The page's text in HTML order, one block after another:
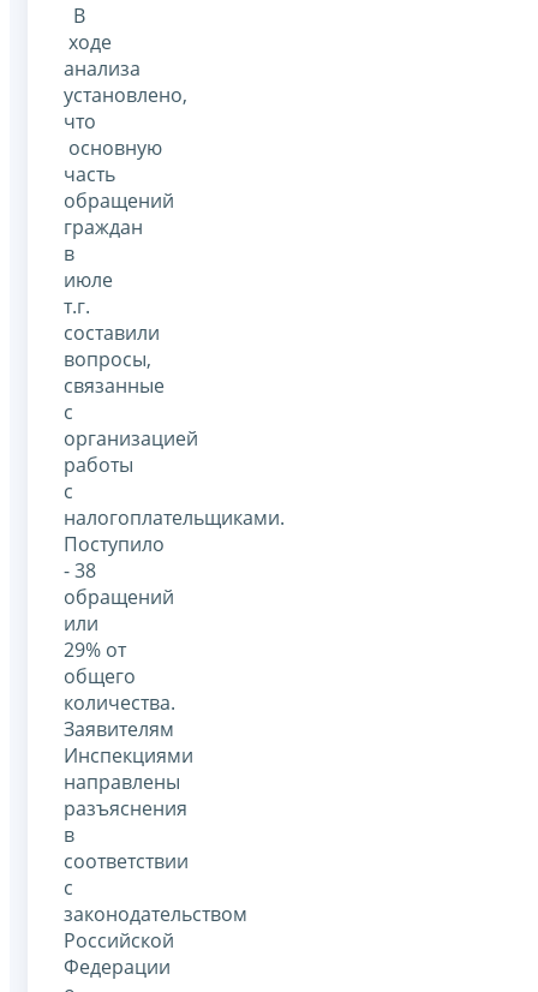
В
ходе
анализа
установлено,
что
основную
часть
обращений
граждан
в
июле
т.г.
составили
вопросы,
связанные
с
организацией
работы
с
налогоплательщиками.
Поступило
- 38
обращений
или
29% от
общего
количества.
Заявителям
Инспекциями
направлены
разъяснения
в
соответствии
с
законодательством
Российской
Федерации